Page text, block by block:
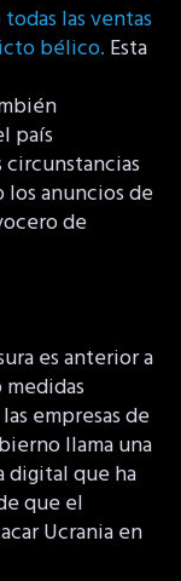
las ventas
bélico. Esta
país
anuncios de
de
es anterior a
empresas de
llama una
digital que ha
que el
Ucrania en